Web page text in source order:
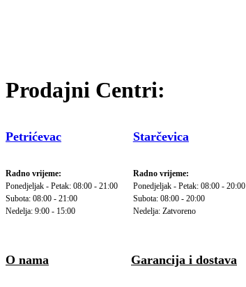
Prodajni Centri:
Petrićevac
Radno vrijeme:
Ponedjeljak - Petak: 08:00 - 21:00
Subota: 08:00 - 21:00
Nedelja: 9:00 - 15:00
Starčevica
Radno vrijeme:
Ponedjeljak - Petak: 08:00 - 20:00
Subota: 08:00 - 20:00
Nedelja: Zatvoreno
O nama Garancija i dostava